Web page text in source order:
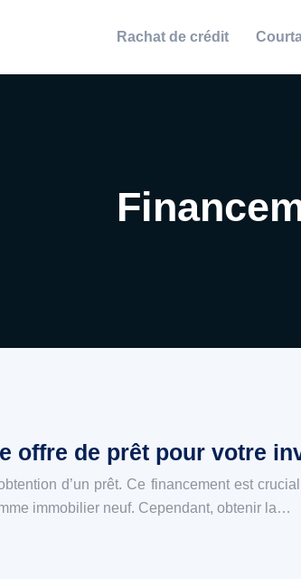
Rachat de crédit
offre de prêt pour votre
d’un prêt. Ce financement est
immobilier neuf. Cependant, obtenir la…